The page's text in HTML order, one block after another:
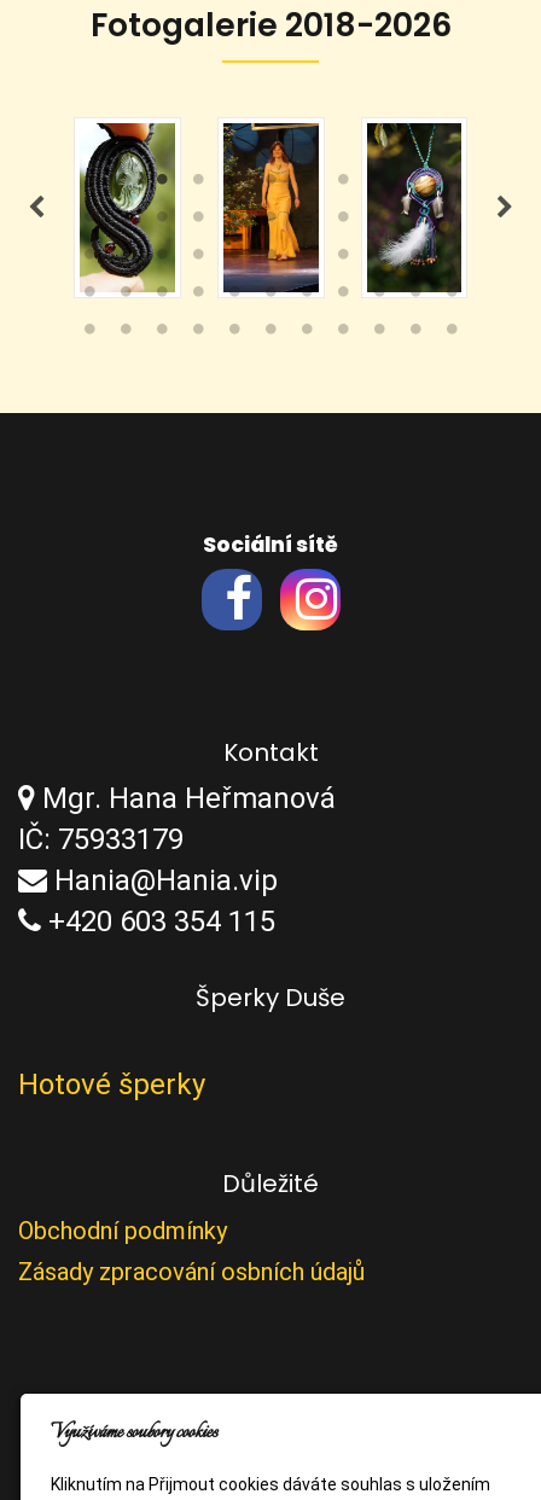
Fotogalerie 2018-2026
Sociální sítě
Kontakt
Mgr. Hana Heřmanová
IČ: 75933179
Hania@Hania.vip
+420 603 354 115
Šperky Duše
Hotové šperky
Důležité
Obchodní podmínky
Zásady zpracování osbních údajů
Využíváme soubory cookies
Kliknutím na Přijmout cookies dáváte souhlas s uložením